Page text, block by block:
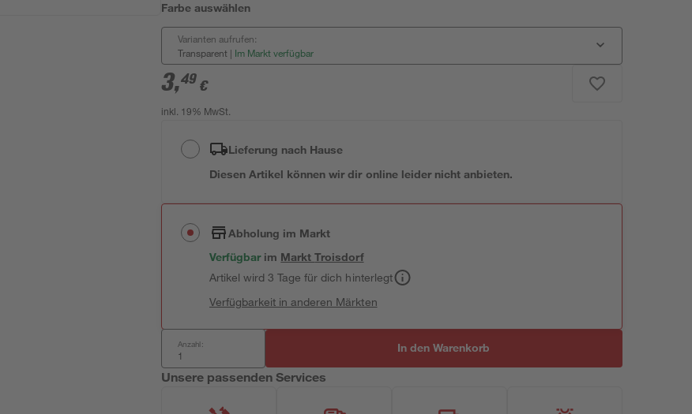
Farbe auswählen
Varianten aufrufen:
Transparent | Im Markt verfügbar
3,49 €
inkl. 19% MwSt.
Lieferung nach Hause
Diesen Artikel können wir dir online leider nicht anbieten.
Abholung im Markt
Verfügbar im MarktTroisdorf
Artikel wird 3 Tage für dich hinterlegt
Verfügbarkeit in anderen Märkten
Anzahl: In den Warenkorb
Unsere passenden Services